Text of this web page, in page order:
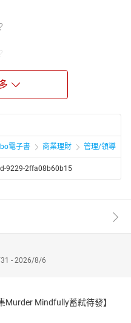
海，如何在眾聲喧譁的資訊世
住時代大趨勢與關鍵意見，早
列之五，閱讀本書，可以幫助
精華，更可領略到台灣管理學
釋。
電子書 商業理財 管理/領導
9229-2ffa08b60b15
- 2026/8/6
Murder Mindfully蓄弒待發】